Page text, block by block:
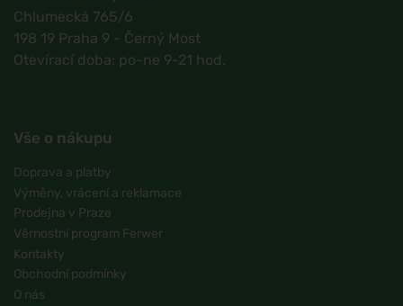
Chlumecká 765/6
198 19 Praha 9 - Černý Most
Otevírací doba: po-ne 9-21 hod.
Vše o nákupu
Doprava a platby
Výměny, vrácení a reklamace
Prodejna v Praze
Věrnostní program Ferwer
Kontakty
Obchodní podmínky
O nás